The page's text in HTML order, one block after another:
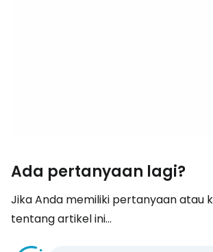
Ada pertanyaan lagi?
Jika Anda memiliki pertanyaan atau
tentang artikel ini...